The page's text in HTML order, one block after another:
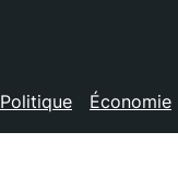
Politique Économie